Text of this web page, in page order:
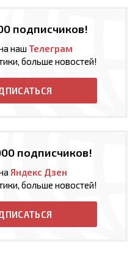
подписчиков!
наш Телеграм
больше новостей!
подписчиков!
Яндекс Дзен
больше новостей!